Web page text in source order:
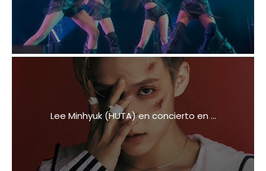
Lee Minhyuk (HUTA) en concierto en ...